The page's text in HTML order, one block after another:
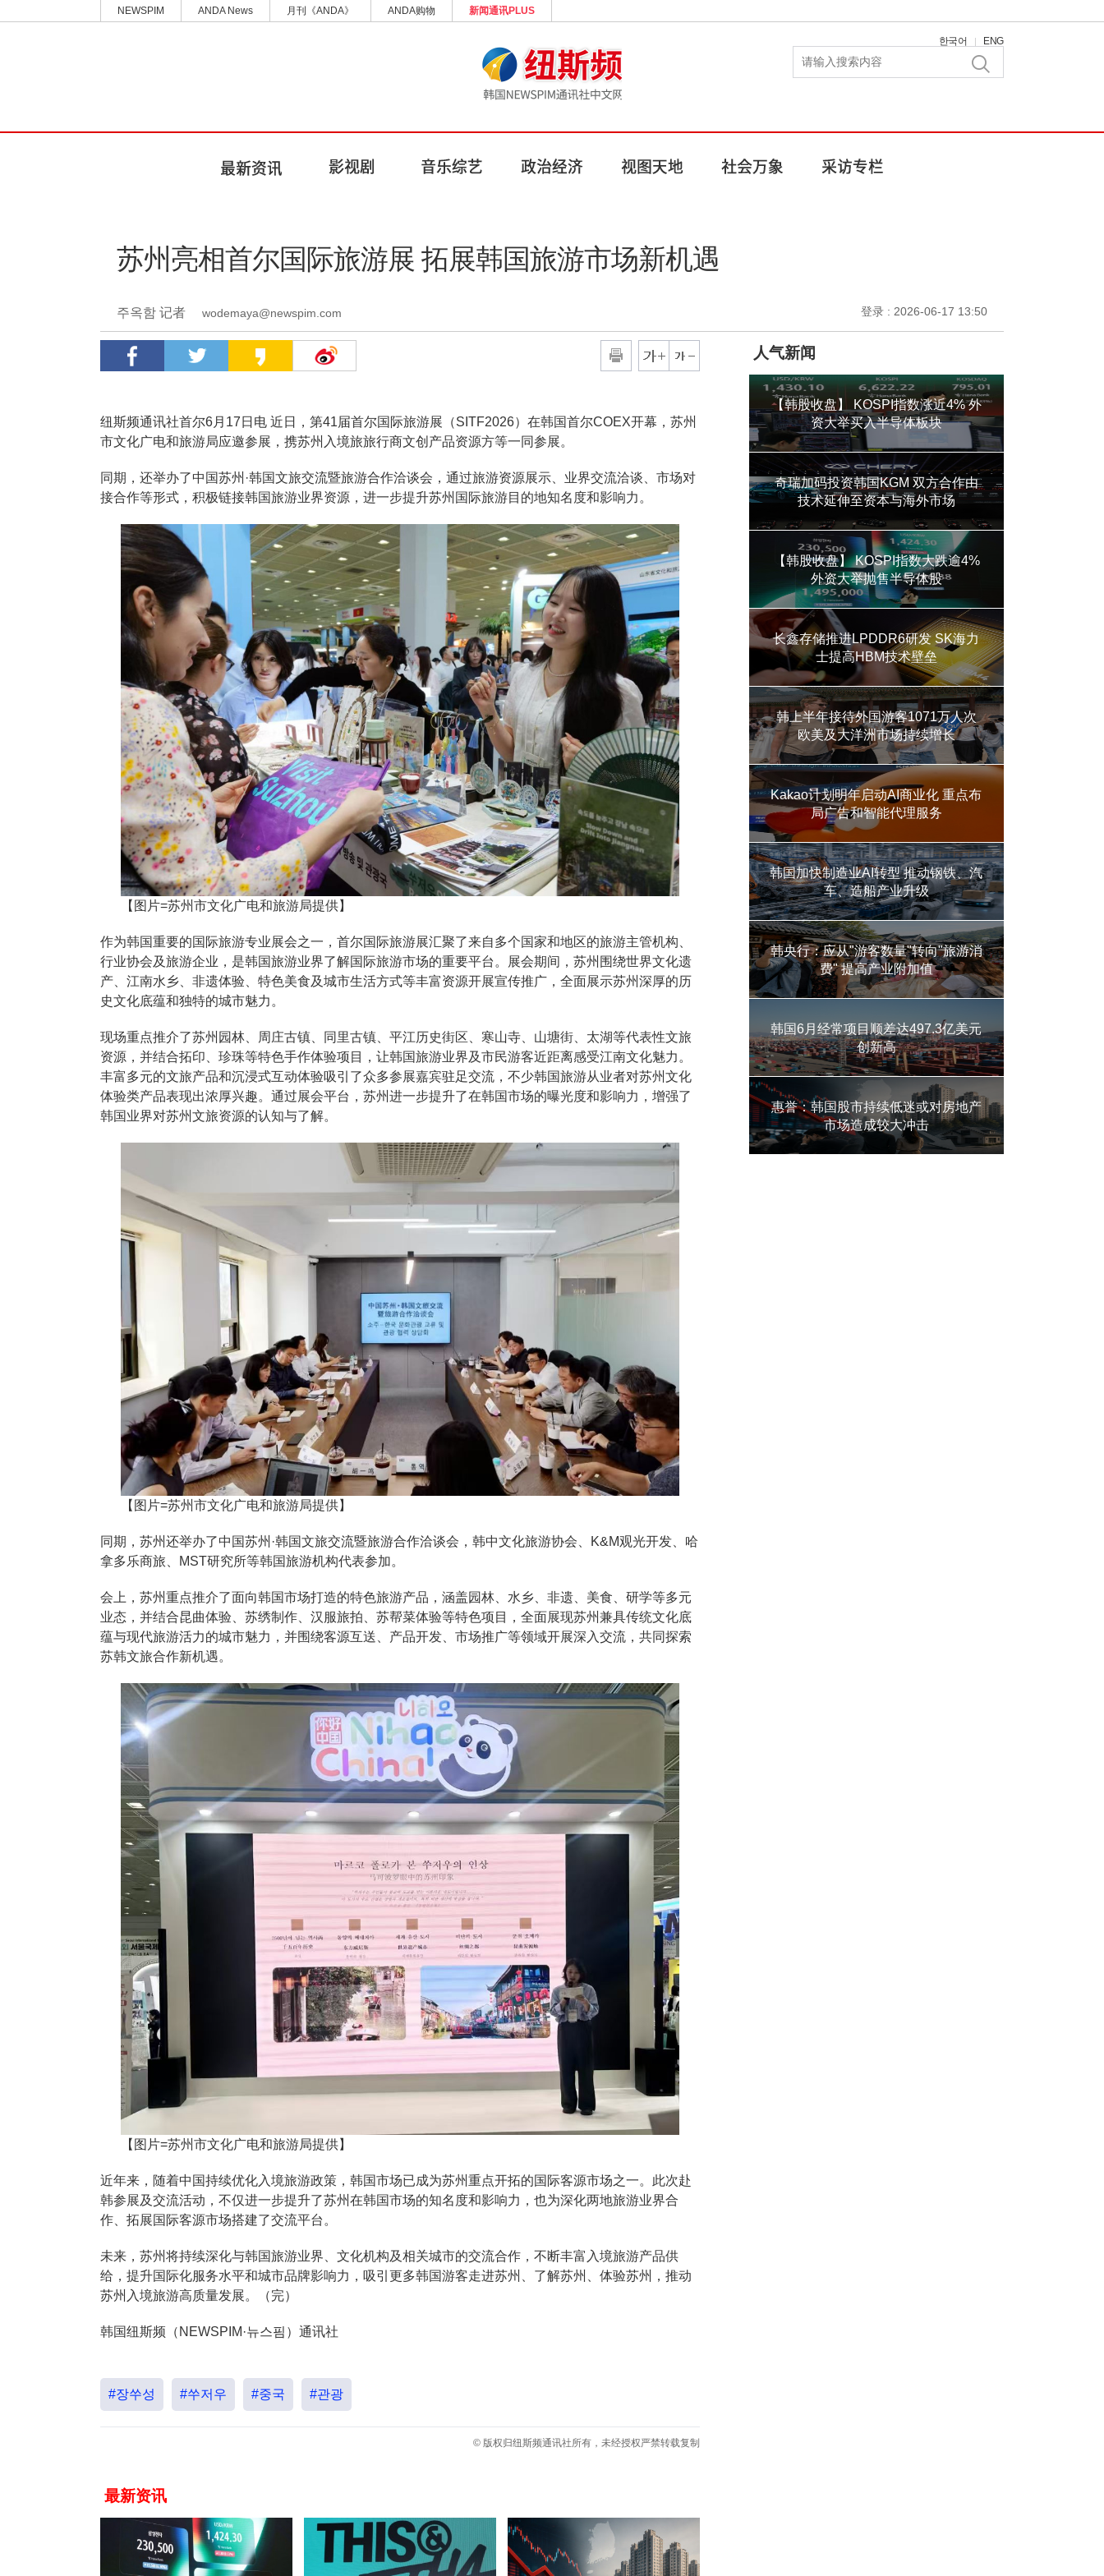
NEWSPIM ANDA News 月刊《ANDA》 ANDA购物 新闻通讯PLUS
한국어 | ENG
苏州亮相首尔国际旅游展 拓展韩国旅游市场新机遇
주옥함 记者 wodemaya@newspim.com 登录 : 2026-06-17 13:50
纽斯频通讯社首尔6月17日电 近日，第41届首尔国际旅游展（SITF2026）在韩国首尔COEX开幕，苏州
市文化广电和旅游局应邀参展，携苏州入境旅旅行商文创产品资源方等一同参展。
同期，还举办了中国苏州·韩国文旅交流暨旅游合作洽谈会，通过旅游资源展示、业界交流洽谈、市场对
接合作等形式，积极链接韩国旅游业界资源，进一步提升苏州国际旅游目的地知名度和影响力。
【图片=苏州市文化广电和旅游局提供】
作为韩国重要的国际旅游专业展会之一，首尔国际旅游展汇聚了来自多个国家和地区的旅游主管机构、
行业协会及旅游企业，是韩国旅游业界了解国际旅游市场的重要平台。展会期间，苏州围绕世界文化遗
产、江南水乡、非遗体验、特色美食及城市生活方式等丰富资源开展宣传推广，全面展示苏州深厚的历
史文化底蕴和独特的城市魅力。
现场重点推介了苏州园林、周庄古镇、同里古镇、平江历史街区、寒山寺、山塘街、太湖等代表性文旅
资源，并结合拓印、珍珠等特色手作体验项目，让韩国旅游业界及市民游客近距离感受江南文化魅力。
丰富多元的文旅产品和沉浸式互动体验吸引了众多参展嘉宾驻足交流，不少韩国旅游从业者对苏州文化
体验类产品表现出浓厚兴趣。通过展会平台，苏州进一步提升了在韩国市场的曝光度和影响力，增强了
韩国业界对苏州文旅资源的认知与了解。
【图片=苏州市文化广电和旅游局提供】
同期，苏州还举办了中国苏州·韩国文旅交流暨旅游合作洽谈会，韩中文化旅游协会、K&M观光开发、哈
拿多乐商旅、MST研究所等韩国旅游机构代表参加。
会上，苏州重点推介了面向韩国市场打造的特色旅游产品，涵盖园林、水乡、非遗、美食、研学等多元
业态，并结合昆曲体验、苏绣制作、汉服旅拍、苏帮菜体验等特色项目，全面展现苏州兼具传统文化底
蕴与现代旅游活力的城市魅力，并围绕客源互送、产品开发、市场推广等领域开展深入交流，共同探索
苏韩文旅合作新机遇。
【图片=苏州市文化广电和旅游局提供】
近年来，随着中国持续优化入境旅游政策，韩国市场已成为苏州重点开拓的国际客源市场之一。此次赴
韩参展及交流活动，不仅进一步提升了苏州在韩国市场的知名度和影响力，也为深化两地旅游业界合
作、拓展国际客源市场搭建了交流平台。
未来，苏州将持续深化与韩国旅游业界、文化机构及相关城市的交流合作，不断丰富入境旅游产品供
给，提升国际化服务水平和城市品牌影响力，吸引更多韩国游客走进苏州、了解苏州、体验苏州，推动
苏州入境旅游高质量发展。（完）
韩国纽斯频（NEWSPIM·뉴스핌）通讯社
#장쑤성 #쑤저우 #중국 #관광
© 版权归纽斯频通讯社所有，未经授权严禁转载复制
最新资讯
人气新闻
【韩股收盘】 KOSPI指数涨近4% 外
资大举买入半导体板块
奇瑞加码投资韩国KGM 双方合作由
技术延伸至资本与海外市场
【韩股收盘】 KOSPI指数大跌逾4%
外资大举抛售半导体股
长鑫存储推进LPDDR6研发 SK海力
士提高HBM技术壁垒
韩上半年接待外国游客1071万人次
欧美及大洋洲市场持续增长
Kakao计划明年启动AI商业化 重点布
局广告和智能代理服务
韩国加快制造业AI转型 推动钢铁、汽
车、造船产业升级
韩央行：应从"游客数量"转向"旅游消
费" 提高产业附加值
韩国6月经常项目顺差达497.3亿美元
创新高
惠誉：韩国股市持续低迷或对房地产
市场造成较大冲击